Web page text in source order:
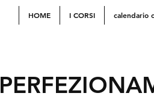
HOME I CORSI calendario